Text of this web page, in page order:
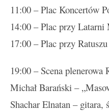
11:00 – Plac Koncertów
14:00 – Plac przy Latarni
17:00 – Plac przy Ratuszu
19:00 – Scena plenerowa
Michał Barański –
Shachar Elnatan – gitara,